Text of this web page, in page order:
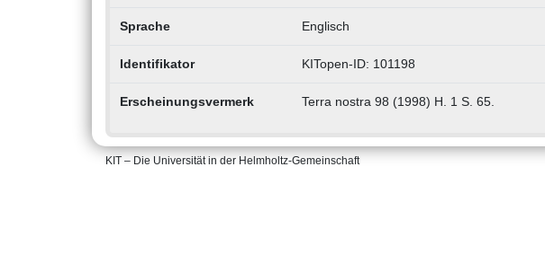
Sprache Englisch
Identifikator KITopen-ID: 101198
Erscheinungsvermerk Terra nostra 98 (1998) H. 1 S. 65.
KIT – Die Universität in der Helmholtz-Gemeinschaft